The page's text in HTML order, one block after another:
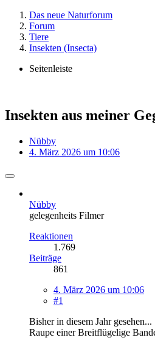
Das neue Naturforum
Forum
Tiere
Insekten (Insecta)
Seitenleiste
Insekten aus meiner
Nübby
4. März 2026 um 10:06
Nübby
gelegenheits Filmer
Reaktionen
1.769
Beiträge
861
4. März 2026 um 10:06
#1
Bisher in diesem Jahr gesehen...
Raupe einer Breitflügelige